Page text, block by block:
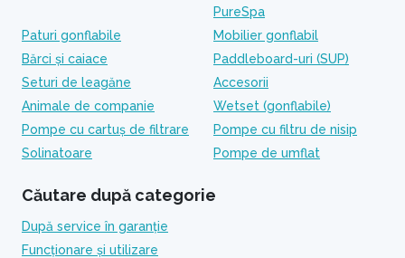
PureSpa
Paturi gonflabile
Mobilier gonflabil
Bărci și caiace
Paddleboard-uri (SUP)
Seturi de leagăne
Accesorii
Animale de companie
Wetset (gonflabile)
Pompe cu cartuș de filtrare
Pompe cu filtru de nisip
Solinatoare
Pompe de umflat
Căutare după categorie
După service în garanție
Funcționare și utilizare